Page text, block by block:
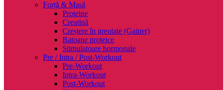
Forță & Masă
Proteine
Creatină
Creștere în greutate (Gainer)
Batoane proteice
Stimulatoare hormonale
Pre / Intra / Post-Workout
Pre-Workout
Intra-Workout
Post-Workout